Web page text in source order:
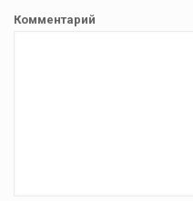
Комментарий